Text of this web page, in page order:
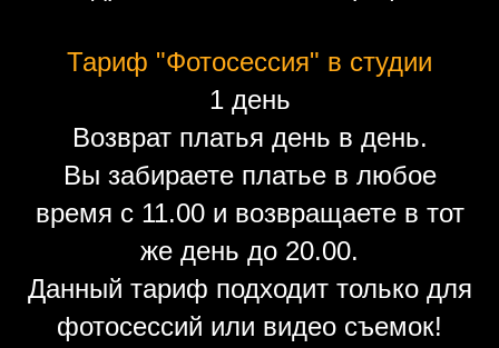
Тариф "Фотосессия" в студии
1 день
Возврат платья день в день.
Вы забираете платье в любое
время с 11.00 и возвращаете в тот
же день до 20.00.
Данный тариф подходит только для
фотосессий или видео съемок!